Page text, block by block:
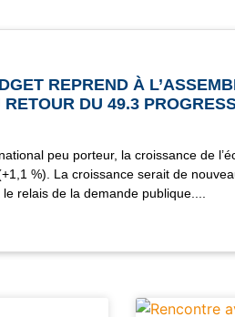
REPREND À
RETOUR DU 49.3
peu porteur, la croissance de
%). La croissance serait de
relais de la demande publique.